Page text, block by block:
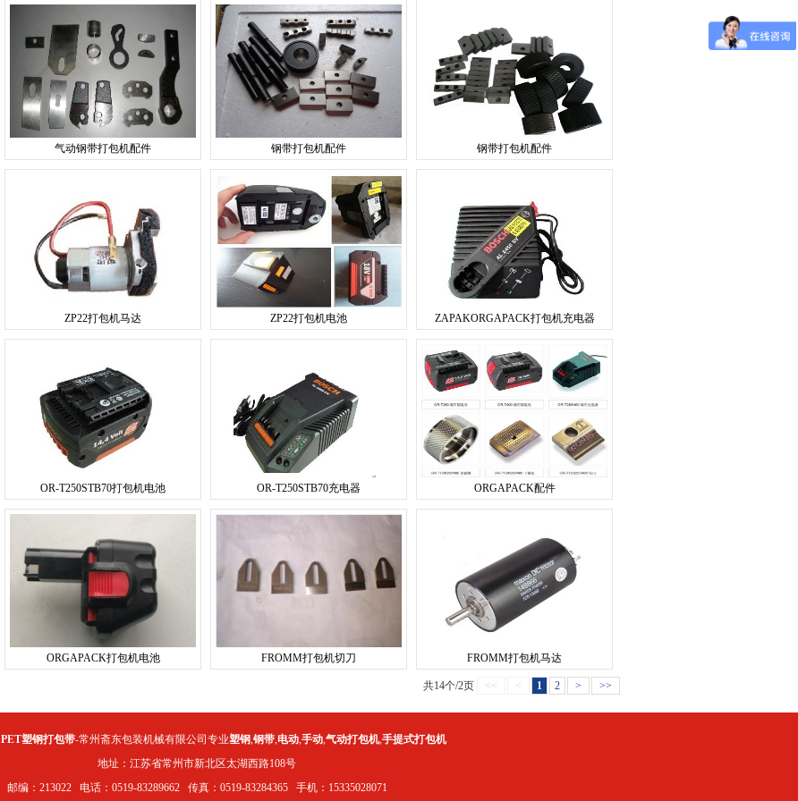
气动钢带打包机配件 钢带打包机配件 钢带打包机配件
ZP22打包机马达 ZP22打包机电池 ZAPAKORGAPACK打包机充电器
OR-T250STB70打包机电池 OR-T250STB70充电器 ORGAPACK配件
ORGAPACK打包机电池 FROMM打包机切刀 FROMM打包机马达
共14个/2页 << < 1 2 > >>
PET塑钢打包带-常州斋东包装机械有限公司专业塑钢,钢带,电动,手动,气动打包机,手提式打包机
地址：江苏省常州市新北区太湖西路108号
邮编：213022 电话：0519-83289662 传真：0519-83284365 手机：15335028071